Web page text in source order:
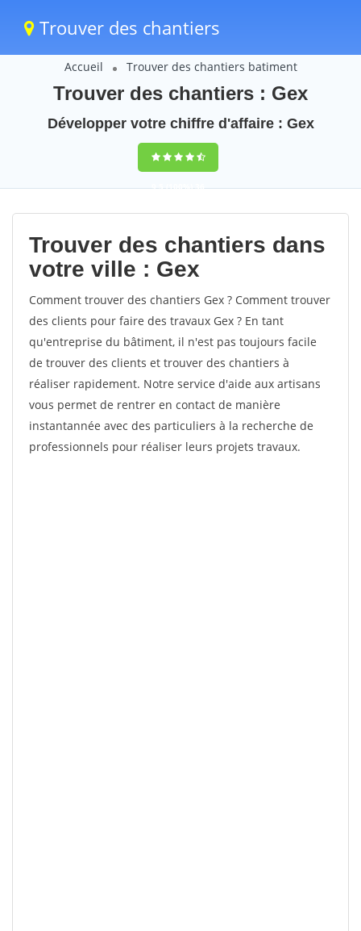
Trouver des chantiers
Accueil Trouver des chantiers batiment
Trouver des chantiers : Gex
Développer votre chiffre d'affaire : Gex
9,5(100%)36
votes
Trouver des chantiers dans
votre ville : Gex
Comment trouver des chantiers Gex ? Comment trouver
des clients pour faire des travaux Gex ? En tant
qu'entreprise du bâtiment, il n'est pas toujours facile
de trouver des clients et trouver des chantiers à
réaliser rapidement. Notre service d'aide aux artisans
vous permet de rentrer en contact de manière
instantannée avec des particuliers à la recherche de
professionnels pour réaliser leurs projets travaux.